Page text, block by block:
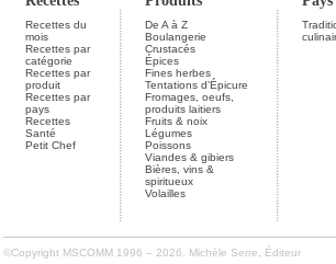
Recettes du
mois
Recettes par
catégorie
Recettes par
produit
Recettes par
pays
Recettes
Santé
Petit Chef
De A à Z
Boulangerie
Crustacés
Épices
Fines herbes
Tentations d'Épicure
Fromages, oeufs,
produits laitiers
Fruits & noix
Légumes
Poissons
Viandes & gibiers
Bières, vins &
spiritueux
Volailles
©Copyright MSCOMM 1996 – 2026. Michèle Serre, Éditeur